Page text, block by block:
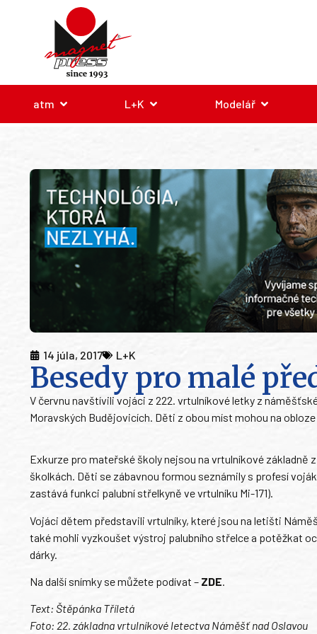
atm L+K Modelář
14 júla, 2017 L+K
Besedy pro malé
V červnu navštívili vojáci z 222. vrtulníkové letky z
Moravských Budějovicích. Děti z obou míst mohou na
Exkurze pro mateřské školy nejsou na vrtulníkové
školkách. Děti se zábavnou formou seznámily s profesí
zastává funkci palubní střelkyně ve vrtulníku Mi-171).
Vojáci dětem představili vrtulníky, které jsou na letišti
také mohli vyzkoušet výstroj palubního střelce a potěžkat
dárky.
Na další snímky se můžete podívat – ZDE.
Text: Štěpánka Tříletá
Foto: 22. základna vrtulníkové letectva Náměšť nad Oslavou